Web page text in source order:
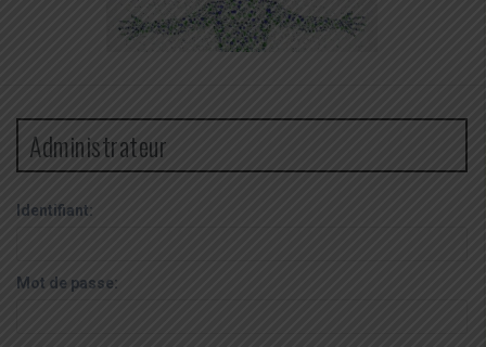
Administrateur
Identifiant:
Mot de passe: